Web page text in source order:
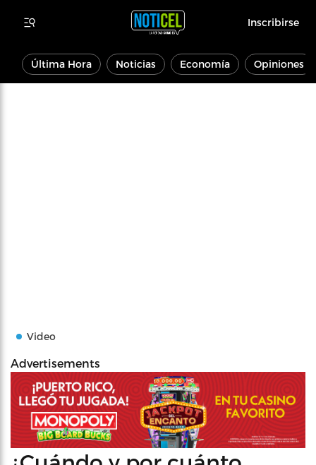
Inscribirse
Última Hora Noticias Economía Opiniones
Video
Advertisements